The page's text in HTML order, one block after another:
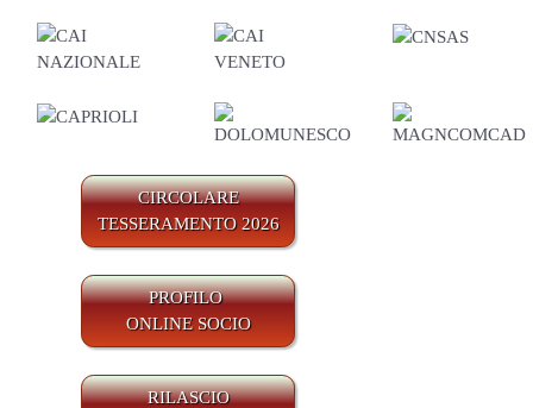
CIRCOLARE
TESSERAMENTO 2026
PROFILO
ONLINE SOCIO
RILASCIO